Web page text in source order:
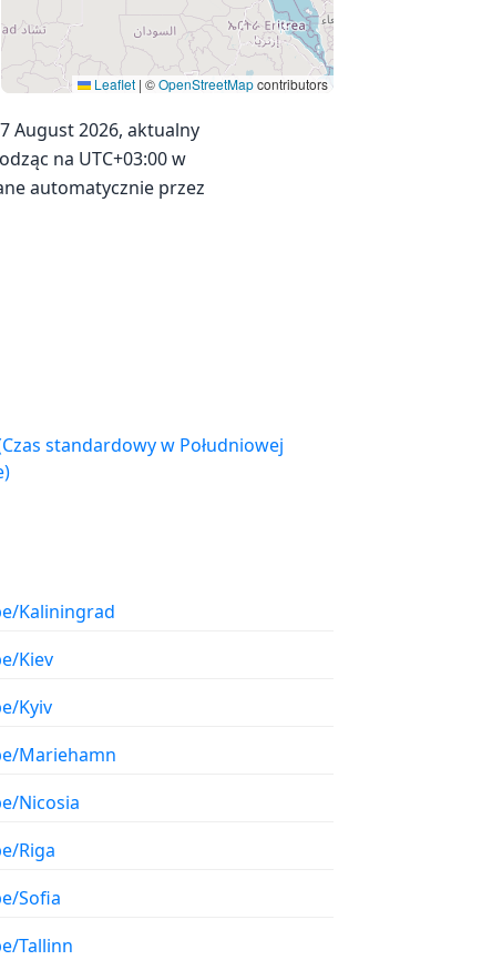
Leaflet | ©OpenStreetMapcontributors
August 2026, aktualny
na UTC+03:00 w
automatycznie przez
Kaliningrad
Kiev
Kyiv
Mariehamn
Nicosia
Riga
Sofia
Tallinn